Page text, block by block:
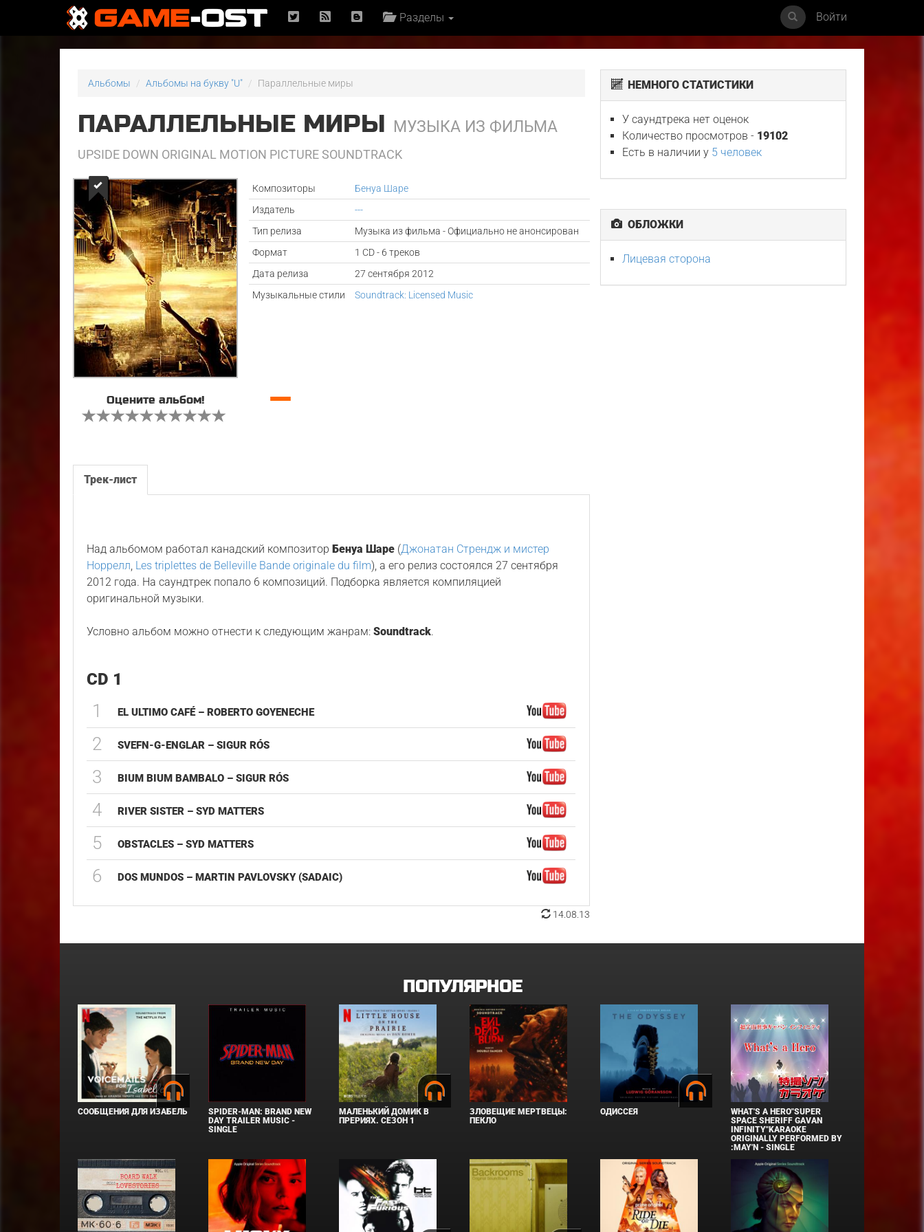
Разделы Войти
Альбомы Альбомы на букву "U" Параллельные миры
ПАРАЛЛЕЛЬНЫЕ МИРЫ МУЗЫКА ИЗ ФИЛЬМА
UPSIDE DOWN ORIGINAL MOTION PICTURE SOUNDTRACK
Композиторы
Бенуа Шаре
Издатель
---
Тип релиза
Музыка из фильма - Официально не анонсирован
Формат
1 CD - 6 треков
Дата релиза
27 сентября 2012
Музыкальные стили
Soundtrack: Licensed Music
Оцените альбом! —
Трек-лист
Над альбомом работал канадский композиторБенуа Шаре (Джонатан Стрендж и мистер
Норрелл, Les triplettes de Belleville Bande originale du film), а его релиз состоялся 27 сентября
2012 года. На саундтрек попало 6 композиций. Подборка является компиляцией
оригинальной музыки.
Условно альбом можно отнести к следующим жанрам:Soundtrack.
CD 1
1 EL ULTIMO CAFÉ – ROBERTO GOYENECHE
2 SVEFN-G-ENGLAR – SIGUR RÓS
3 BIUM BIUM BAMBALO – SIGUR RÓS
4 RIVER SISTER – SYD MATTERS
5 OBSTACLES – SYD MATTERS
6 DOS MUNDOS – MARTIN PAVLOVSKY (SADAIC)
14.08.13
НЕМНОГО СТАТИСТИКИ
У саундтрека нет оценок
Количество просмотров - 19102
Есть в наличии у 5 человек
ОБЛОЖКИ
Лицевая сторона
ПОПУЛЯРНОЕ
СООБЩЕНИЯ ДЛЯ ИЗАБЕЛЬ
SPIDER-MAN: BRAND NEW
DAY TRAILER MUSIC -
SINGLE
МАЛЕНЬКИЙ ДОМИК В
ПРЕРИЯХ. СЕЗОН 1
ЗЛОВЕЩИЕ МЕРТВЕЦЫ:
ПЕКЛО
ОДИССЕЯ
WHAT'S A HERO"SUPER
SPACE SHERIFF GAVAN
INFINITY"KARAOKE
ORIGINALLY PERFORMED BY
:MAY'N - SINGLE